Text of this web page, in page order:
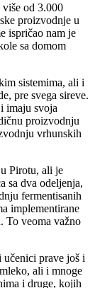
Mlekarska
od 3.000
proizvodnje u
ispričao nam je
sa domom
sistemima, ali i
pre svega sireve.
imaju svoja
proizvodnju
vrhunskih
Pirotu, ali je
sa dva odeljenja,
fermentisanih
implementirane
veoma važno
prave još i
ali i mnoge